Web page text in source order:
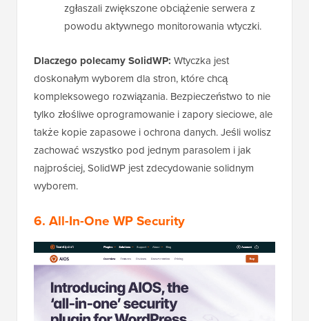
zgłaszali zwiększone obciążenie serwera z
powodu aktywnego monitorowania wtyczki.
Dlaczego polecamy SolidWP: Wtyczka jest
doskonałym wyborem dla stron, które chcą
kompleksowego rozwiązania. Bezpieczeństwo to nie
tylko złośliwe oprogramowanie i zapory sieciowe, ale
także kopie zapasowe i ochrona danych. Jeśli wolisz
zachować wszystko pod jednym parasolem i jak
najprościej, SolidWP jest zdecydowanie solidnym
wyborem.
6. All-In-One WP Security